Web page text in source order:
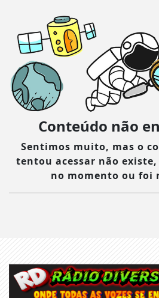
Conteúdo não
Sentimos muito, mas o
tentou acessar não
no momento ou foi